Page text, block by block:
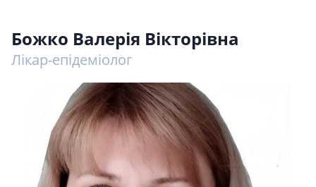
Божко Валерія Вікторівна
Лікар-епідеміолог